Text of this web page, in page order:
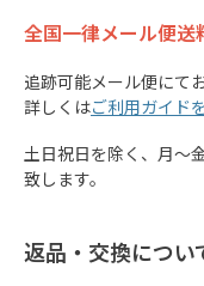
全国一律メール便送
追跡可能メール便にて
詳しくはご利用ガイド
土日祝日を除く、月～
致します。
返品・交換につい